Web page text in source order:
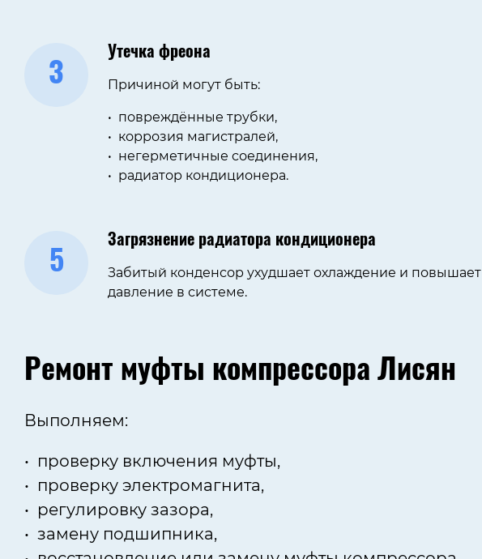
3
Утечка фреона
Причиной могут быть:
повреждённые трубки,
коррозия магистралей,
негерметичные соединения,
радиатор кондиционера.
5
Загрязнение радиатора кондиционера
Забитый конденсор ухудшает охлаждение и повышает
давление в системе.
Ремонт муфты компрессора Лисян
Выполняем:
проверку включения муфты,
проверку электромагнита,
регулировку зазора,
замену подшипника,